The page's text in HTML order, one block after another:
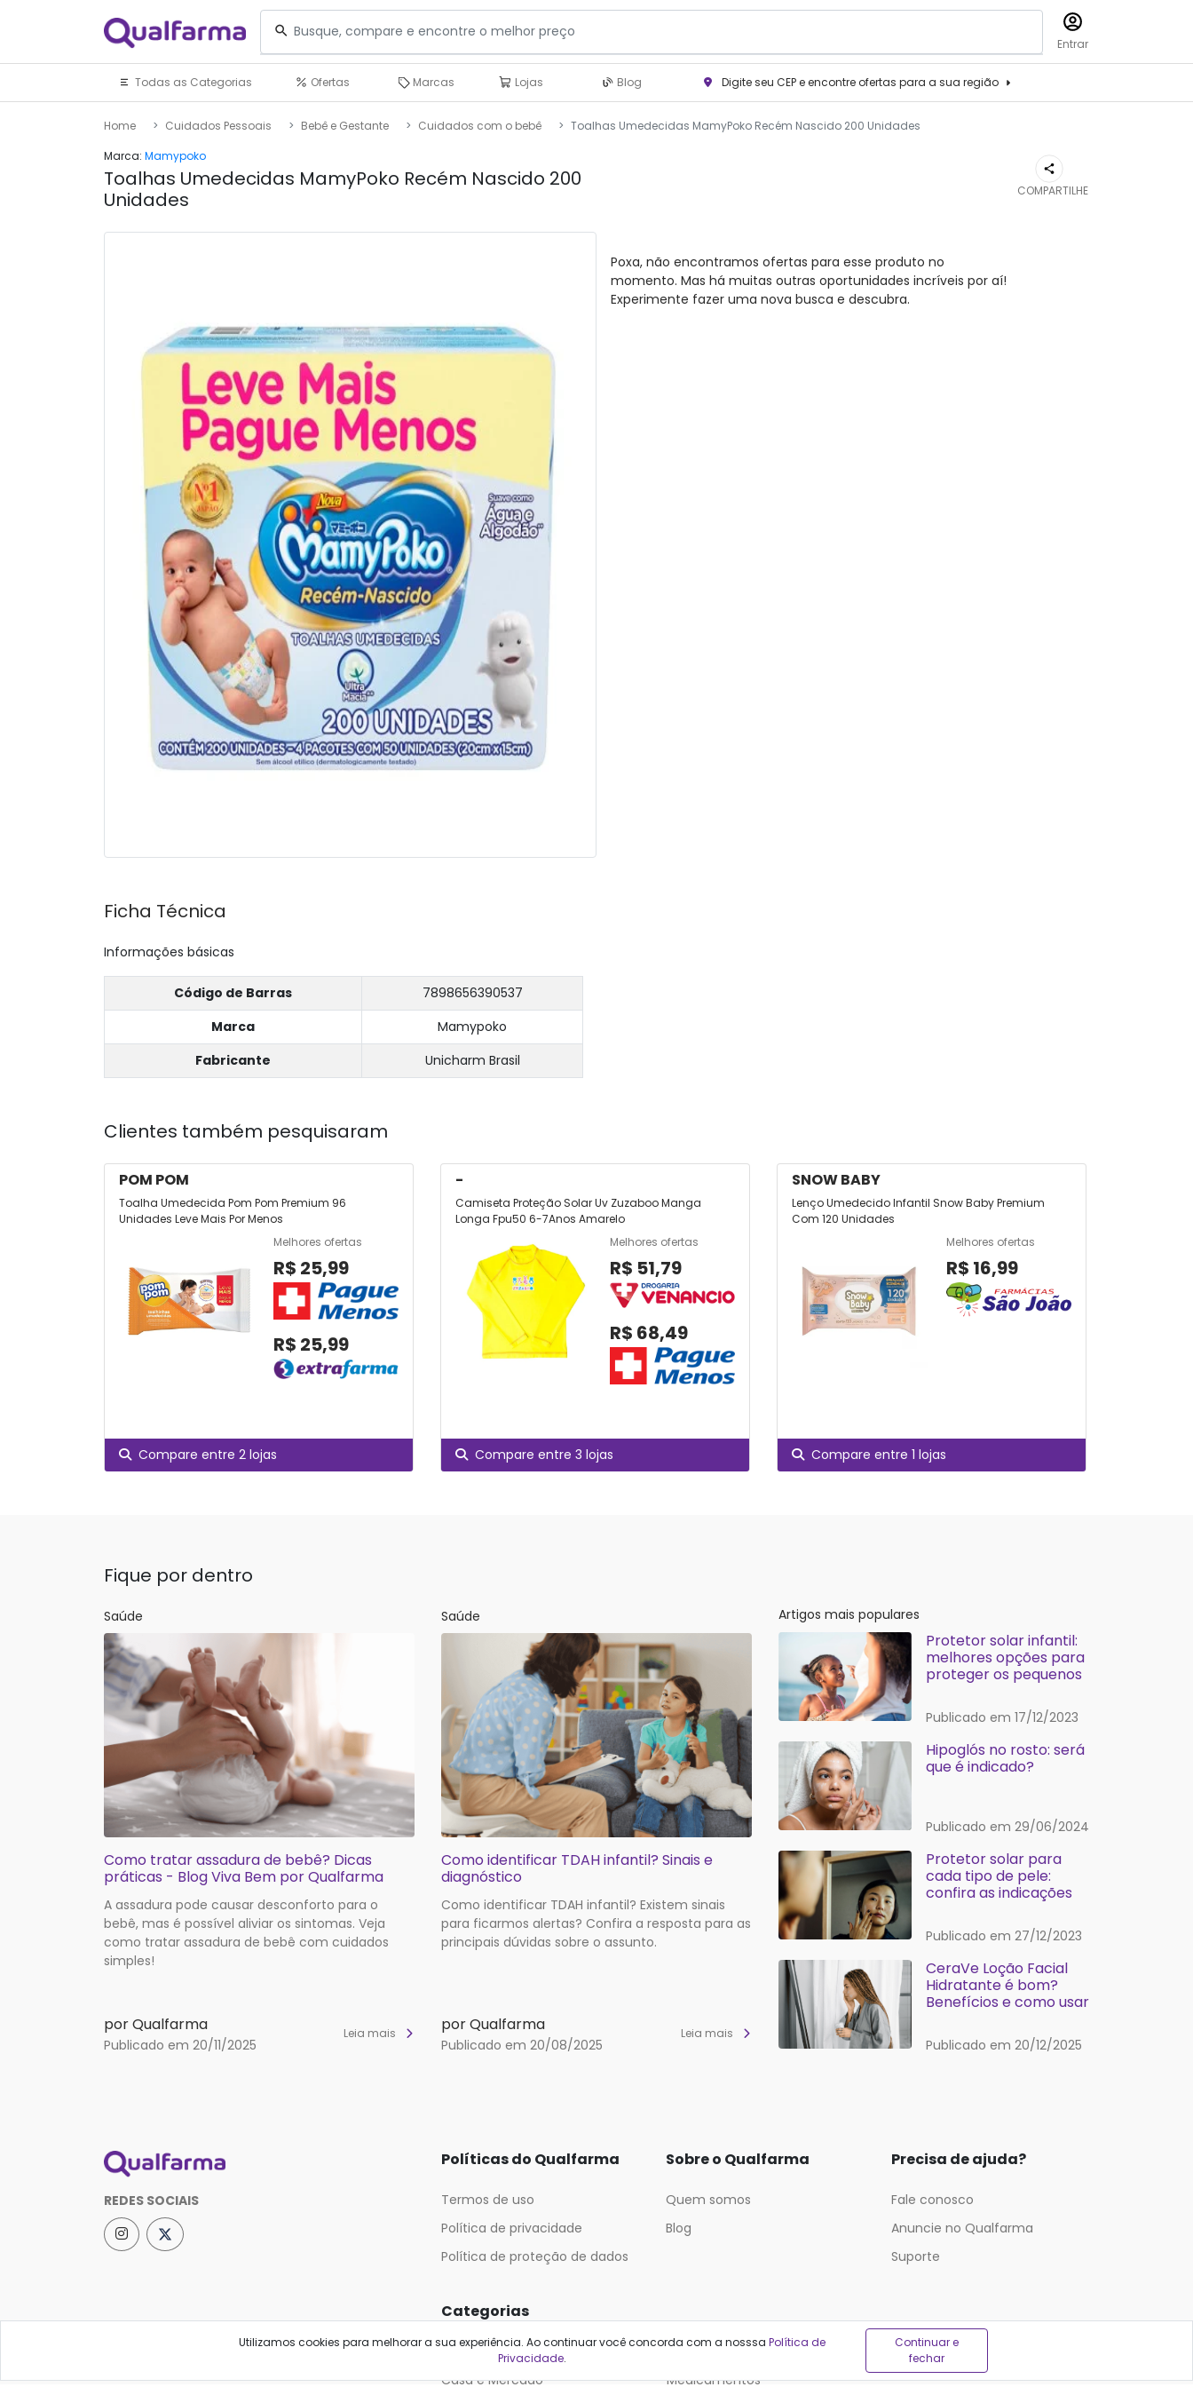
Entrar
Todas as Categorias Ofertas Marcas Lojas Blog Digite seu CEP e encontre ofertas para a sua região
Home Cuidados Pessoais Bebê e Gestante Cuidados com o bebê
Toalhas Umedecidas MamyPoko Recém Nascido 200 Unidades
Marca: Mamypoko
Toalhas Umedecidas MamyPoko Recém Nascido 200
Unidades
COMPARTILHE
Poxa, não encontramos ofertas para esse produto no
momento. Mas há muitas outras oportunidades incríveis por aí!
Experimente fazer uma nova busca e descubra.
Ficha Técnica
Informações básicas
Código de Barras
7898656390537
Marca
Mamypoko
Fabricante
Unicharm Brasil
Clientes também pesquisaram
POM POM
Toalha Umedecida Pom Pom Premium 96
Unidades Leve Mais Por Menos
Melhores ofertas
R$ 25,99
R$ 25,99
Compare entre 2 lojas
-
Camiseta Proteção Solar Uv Zuzaboo Manga
Longa Fpu50 6-7Anos Amarelo
Melhores ofertas
R$ 51,79
R$ 68,49
Compare entre 3 lojas
SNOW BABY
Lenço Umedecido Infantil Snow Baby Premium
Com 120 Unidades
Melhores ofertas
R$ 16,99
Compare entre 1 lojas
Fique por dentro
Saúde
Como tratar assadura de bebê? Dicas
práticas - Blog Viva Bem por Qualfarma
A assadura pode causar desconforto para o
bebê, mas é possível aliviar os sintomas. Veja
como tratar assadura de bebê com cuidados
simples!
por Qualfarma
Publicado em 20/11/2025
Leia mais
Saúde
Como identificar TDAH infantil? Sinais e
diagnóstico
Como identificar TDAH infantil? Existem sinais
para ficarmos alertas? Confira a resposta para as
principais dúvidas sobre o assunto.
por Qualfarma
Publicado em 20/08/2025
Leia mais
Artigos mais populares
Protetor solar infantil:
melhores opções para
proteger os pequenos
Publicado em 17/12/2023
Hipoglós no rosto: será
que é indicado?
Publicado em 29/06/2024
Protetor solar para
cada tipo de pele:
confira as indicações
Publicado em 27/12/2023
CeraVe Loção Facial
Hidratante é bom?
Benefícios e como usar
Publicado em 20/12/2025
REDES SOCIAIS
Políticas do Qualfarma
Termos de uso
Política de privacidade
Política de proteção de dados
Sobre o Qualfarma
Quem somos
Blog
Precisa de ajuda?
Fale conosco
Anuncie no Qualfarma
Suporte
Categorias
Cabelos
Casa e Mercado
Maquiagem
Medicamentos
Utilizamos cookies para melhorar a sua experiência. Ao continuar você concorda com a nosssa Política de
Privacidade.
Continuar e
fechar